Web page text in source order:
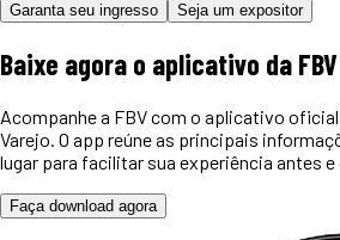
Garanta seu ingresso Seja um expositor
Baixe agora o aplicativo da FBV
Acompanhe a FBV com o aplicativo
Varejo. O app reúne as principais
lugar para facilitar sua experiência antes e
Faça download agora